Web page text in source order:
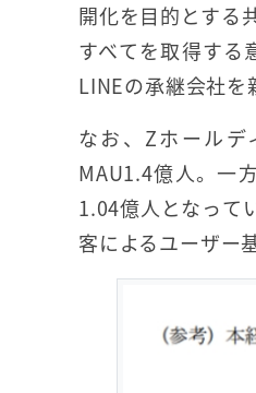
開化を目的とする
すべてを取得す
LINEの承継会社
なお、Zホール
MAU1.4億人。一
1.04億人となって
客によるユーザー